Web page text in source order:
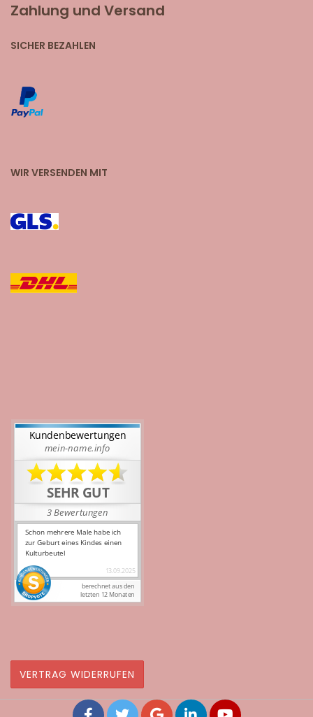
Zahlung und Versand
SICHER BEZAHLEN
WIR VERSENDEN MIT
VERTRAG WIDERRUFEN